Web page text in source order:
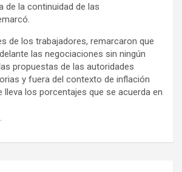
de la continuidad de las
de los trabajadores, remarcaron que
las negociaciones sin ningún
propuestas de las autoridades
y fuera del contexto de inflación
lleva los porcentajes que se acuerda en